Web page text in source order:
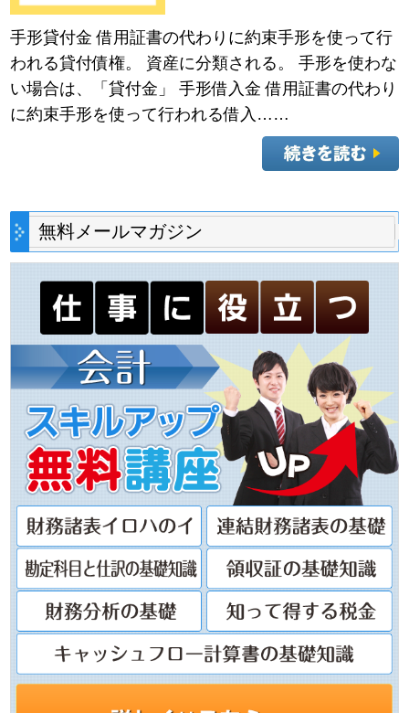
手形貸付金 借用証書の代わりに約束手形を使って行
われる貸付債権。 資産に分類される。 手形を使わな
い場合は、「貸付金」 手形借入金 借用証書の代わり
に約束手形を使って行われる借入……
無料メールマガジン